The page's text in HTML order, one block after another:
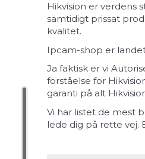
Hikvision er verdens
samtidigt prissat
kvalitet.
Ipcam-shop er
Ja faktisk er vi
forståelse for
garanti på alt
Vi har listet de mest
lede dig på rette vej.